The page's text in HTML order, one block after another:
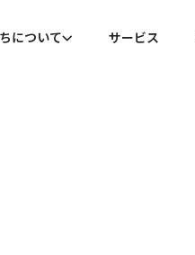
について サービス